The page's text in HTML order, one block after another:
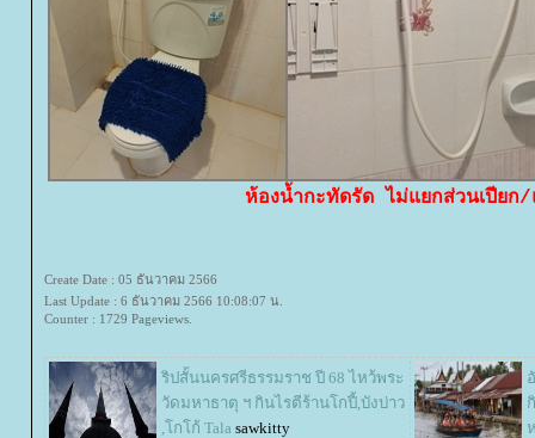
ห้องน้ำกะทัดรัด ไม่แยกส่วนเปียก/
Create Date : 05 ธันวาคม 2566
Last Update : 6 ธันวาคม 2566 10:08:07 น.
Counter : 1729 Pageviews.
ริปสั้นนครศรีธรรมราช ปี 68 ไหว้พระ
วัดมหาธาตุ ฯ กินไรตีร้านโกปี้,บังบ่าว
,โกโก้ Tala sawkitty